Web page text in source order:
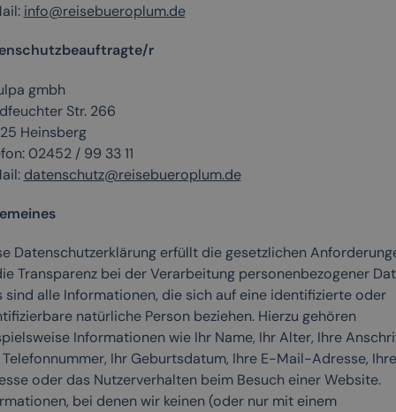
info@reisebueroplum.de
r
gmbh
Str. 266
Heinsberg
02452 / 99 33 11
datenschutz@reisebueroplum.de
Datenschutzerklärung erfüllt die gesetzlichen
Transparenz bei der Verarbeitung personenbezogener
sind alle Informationen, die sich auf eine identifizierte oder
natürliche Person beziehen. Hierzu gehören
Informationen wie Ihr Name, Ihr Alter, Ihre
Ihr Geburtsdatum, Ihre E-Mail-Adresse,
oder das Nutzerverhalten beim Besuch einer Website.
bei denen wir keinen (oder nur mit einem